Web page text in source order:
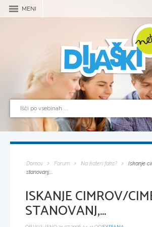
MENI
Domov Forum Na kateri faks?
Iskanje
stanovanj,...
ISKANJE CIMROV/
STANOVANJ,...